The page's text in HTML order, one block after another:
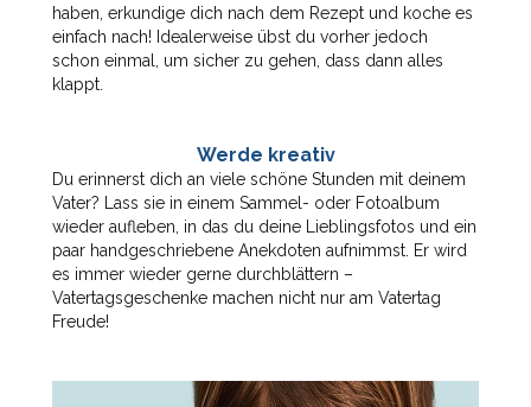
haben, erkundige dich nach dem Rezept und koche es
einfach nach! Idealerweise übst du vorher jedoch
schon einmal, um sicher zu gehen, dass dann alles
klappt.
Werde kreativ
Du erinnerst dich an viele schöne Stunden mit deinem
Vater? Lass sie in einem Sammel- oder Fotoalbum
wieder aufleben, in das du deine Lieblingsfotos und ein
paar handgeschriebene Anekdoten aufnimmst. Er wird
es immer wieder gerne durchblättern –
Vatertagsgeschenke machen nicht nur am Vatertag
Freude!